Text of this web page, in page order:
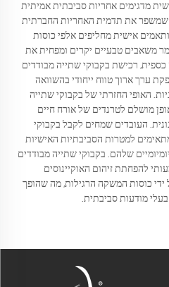
מדגימים אחריות סביבתית אמיתית
שמשפר את תדמית האחריות החברתית
אישית מחליפים אלפי כוסות
משאבים טבעיים יקרים ומפחית את
כספית, רכישת בקבוקי שתייה מבודדים
ערך ארוך טווח ייחודי בהשוואה
האופי החזרתי של בקבוקי שתייה
מושלם לטרנדים של אורח חיים
העובדים שמחים לקבל בקבוקי
למטרות הסביבתיות האישיות
שלהם. בקבוקי שתייה מבודדים
להפחתת זיהום האוקיינוסים
ידי כוסות המשקה הרגילות, מה שהופך
מודעות סביבתית.